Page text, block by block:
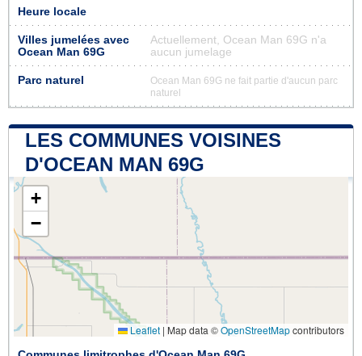
Heure locale
Villes jumelées avec
Ocean Man 69G
Actuellement, Ocean Man 69G n'a
aucun jumelage
Parc naturel
Ocean Man 69G ne fait partie d'aucun parc
naturel
LES COMMUNES VOISINES
D'OCEAN MAN 69G
+
−
Leaflet | Map data ©OpenStreetMapcontributors